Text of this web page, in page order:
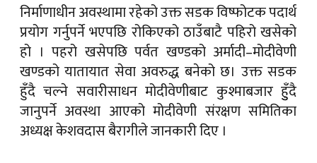
निर्माणाधीन अवस्थामा रहेको उक्त सडक विष्फोटक पदार्थ
प्रयोग गर्नुपर्ने भएपछि रोकिएको ठाउँबाटै पहिरो खसेको
हो । पहरो खसेपछि पर्वत खण्डको अर्मादी–मोदीवेणी
खण्डको यातायात सेवा अवरुद्ध बनेको छ। उक्त सडक
हुँदै चल्ने सवारीसाधन मोदीवेणीबाट कुश्माबजार हुुँदै
जानुपर्ने अवस्था आएको मोदीवेणी संरक्षण समितिका
अध्यक्ष केशवदास बैरागीले जानकारी दिए ।